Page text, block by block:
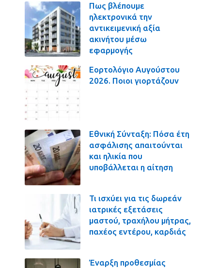
Πως βλέπουμε
ηλεκτρονικά την
αντικειμενική αξία
ακινήτου μέσω
εφαρμογής
Εορτολόγιο Αυγούστου
2026. Ποιοι γιορτάζουν
Εθνική Σύνταξη: Πόσα έτη
ασφάλισης απαιτούνται
και ηλικία που
υποβάλλεται η αίτηση
Τι ισχύει για τις δωρεάν
ιατρικές εξετάσεις
μαστού, τραχήλου μήτρας,
παχέος εντέρου, καρδιάς
Έναρξη προθεσμίας